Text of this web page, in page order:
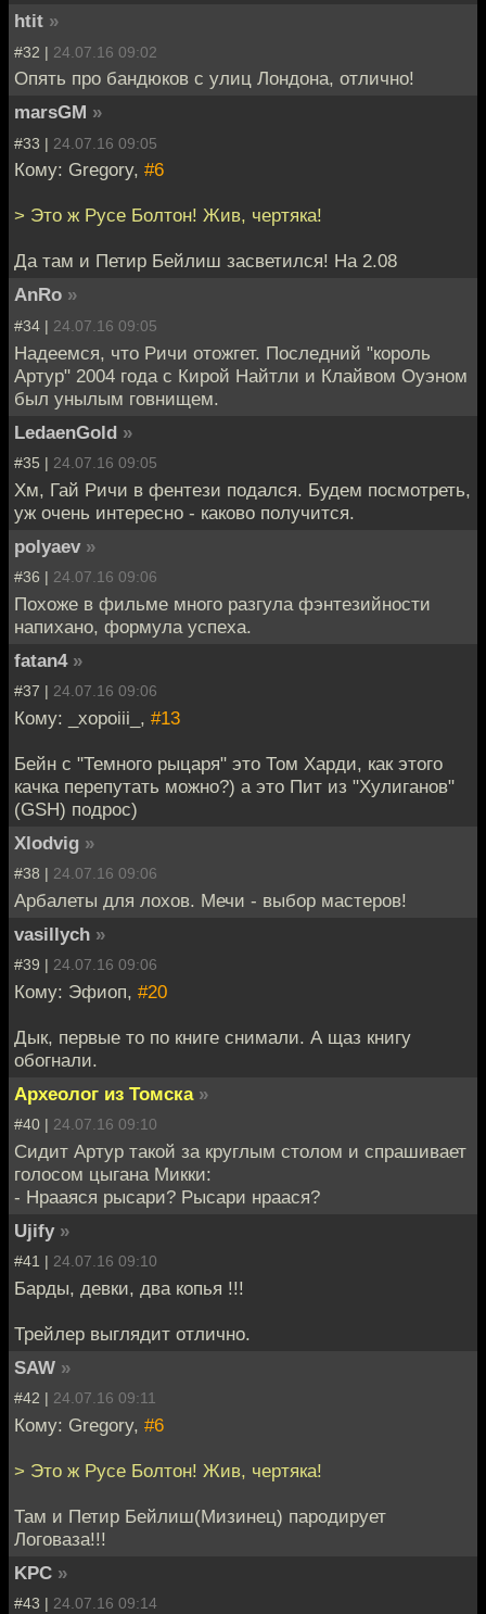
htit »
#32 | 24.07.16 09:02
Опять про бандюков с улиц Лондона, отлично!
marsGM »
#33 | 24.07.16 09:05
Кому: Gregory, #6
> Это ж Русе Болтон! Жив, чертяка!
Да там и Петир Бейлиш засветился! На 2.08
AnRo »
#34 | 24.07.16 09:05
Надеемся, что Ричи отожгет. Последний "король
Артур" 2004 года с Кирой Найтли и Клайвом Оуэном
был унылым говнищем.
LedaenGold »
#35 | 24.07.16 09:05
Хм, Гай Ричи в фентези подался. Будем посмотреть,
уж очень интересно - каково получится.
polyaev »
#36 | 24.07.16 09:06
Похоже в фильме много разгула фэнтезийности
напихано, формула успеха.
fatan4 »
#37 | 24.07.16 09:06
Кому: _xopoiii_, #13
Бейн с "Темного рыцаря" это Том Харди, как этого
качка перепутать можно?) а это Пит из "Хулиганов"
(GSH) подрос)
Xlodvig »
#38 | 24.07.16 09:06
Арбалеты для лохов. Мечи - выбор мастеров!
vasillych »
#39 | 24.07.16 09:06
Кому: Эфиоп, #20
Дык, первые то по книге снимали. А щаз книгу
обогнали.
Археолог из Томска »
#40 | 24.07.16 09:10
Сидит Артур такой за круглым столом и спрашивает
голосом цыгана Микки:
- Нрааяся рысари? Рысари нраася?
Ujify »
#41 | 24.07.16 09:10
Барды, девки, два копья !!!
Трейлер выглядит отлично.
SAW »
#42 | 24.07.16 09:11
Кому: Gregory, #6
> Это ж Русе Болтон! Жив, чертяка!
Там и Петир Бейлиш(Мизинец) пародирует
Логоваза!!!
KPC »
#43 | 24.07.16 09:14